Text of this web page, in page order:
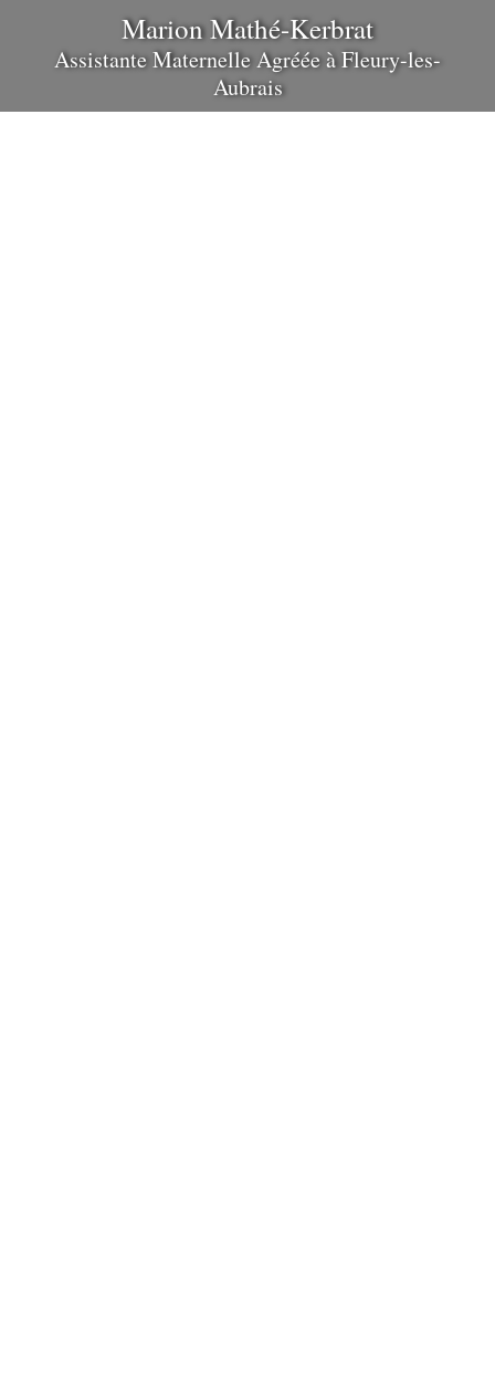
Marion Mathé-Kerbrat
Assistante Maternelle AgrééeàFleury-les-
Aubrais